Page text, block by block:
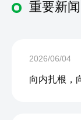
重要新闻
2026/06/04